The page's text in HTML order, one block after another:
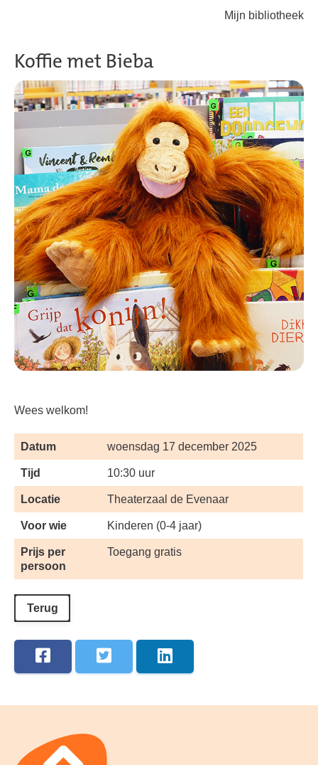
Mijn bibliotheek
Koffie met Bieba
Wees welkom!
Datum woensdag 17 december 2025
Tijd 10:30 uur
Locatie Theaterzaal de Evenaar
Voor wie Kinderen (0-4 jaar)
Prijs per
persoon
Toegang gratis
Terug